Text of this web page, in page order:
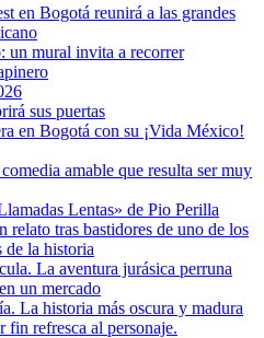
en Bogotá reunirá a las grandes
un mural invita a recorrer
sus puertas
en Bogotá con su ¡Vida México!
amable que resulta ser muy
Lentas» de Pio Perilla
tras bastidores de uno de los
de la historia
La aventura jurásica perruna
un mercado
La historia más oscura y madura
fin refresca al personaje.